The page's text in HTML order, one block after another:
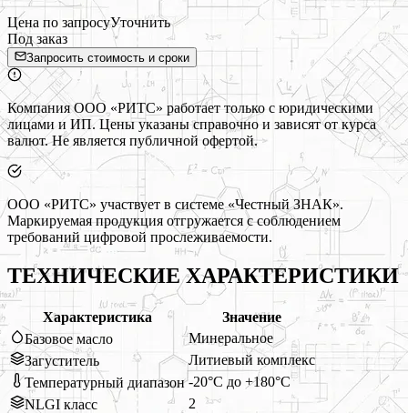
Цена по запросуУточнить
Под заказ
Запросить стоимость и сроки
Компания ООО «РИТС» работает только с юридическими
лицами и ИП. Цены указаны справочно и зависят от курса
валют. Не является публичной офертой.
ООО «РИТС» участвует в системе «Честный ЗНАК».
Маркируемая продукция отгружается с соблюдением
требований цифровой прослеживаемости.
ТЕХНИЧЕСКИЕ ХАРАКТЕРИСТИКИ
Характеристика
Значение
Базовое масло
Минеральное
Загуститель
Литиевый комплекс
Температурный диапазон -20°C до +180°C
NLGI класс
2